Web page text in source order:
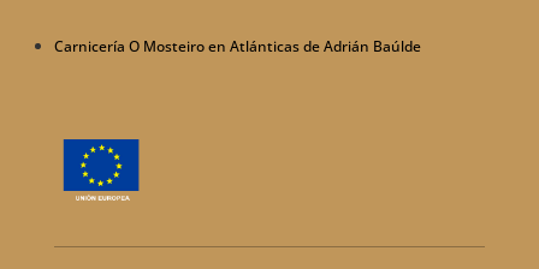
Carnicería O Mosteiro en Atlánticas de Adrián Baúlde